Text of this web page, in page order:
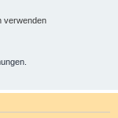
verwenden